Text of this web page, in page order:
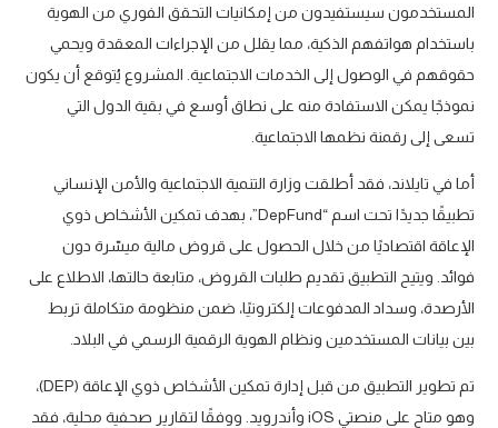
المستخدمون سيستفيدون من إمكانيات التحقق الفوري من الهوية
باستخدام هواتفهم الذكية، مما يقلل من الإجراءات المعقدة ويحمي
حقوقهم في الوصول إلى الخدمات الاجتماعية. المشروع يُتوقع أن يكون
نموذجًا يمكن الاستفادة منه على نطاق أوسع في بقية الدول التي
تسعى إلى رقمنة نظمها الاجتماعية.
أما في تايلاند، فقد أطلقت وزارة التنمية الاجتماعية والأمن الإنساني
تطبيقًا جديدًا تحت اسم “DepFund”، بهدف تمكين الأشخاص ذوي
الإعاقة اقتصاديًا من خلال الحصول على قروض مالية ميسّرة دون
فوائد. ويتيح التطبيق تقديم طلبات القروض، متابعة حالتها، الاطلاع على
الأرصدة، وسداد المدفوعات إلكترونيًا، ضمن منظومة متكاملة تربط
بين بيانات المستخدمين ونظام الهوية الرقمية الرسمي في البلاد.
تم تطوير التطبيق من قبل إدارة تمكين الأشخاص ذوي الإعاقة (DEP)،
وهو متاح على منصتي iOS وأندرويد. ووفقًا لتقارير صحفية محلية، فقد